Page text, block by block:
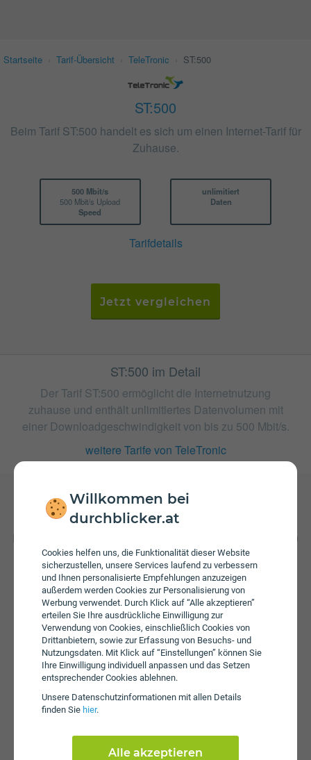
Willkommen bei
durchblicker.at
Cookies helfen uns, die Funktionalität dieser Website
sicherzustellen, unsere Services laufend zu verbessern
und Ihnen personalisierte Empfehlungen anzuzeigen
außerdem werden Cookies zur Personalisierung von
Werbung verwendet. Durch Klick auf “Alle akzeptieren”
erteilen Sie Ihre ausdrückliche Einwilligung zur
Verwendung von Cookies, einschließlich Cookies von
Drittanbietern, sowie zur Erfassung von Besuchs- und
Nutzungsdaten. Mit Klick auf “Einstellungen” können Sie
Ihre Einwilligung individuell anpassen und das Setzen
entsprechender Cookies ablehnen.
Unsere Daten­schutz­informationen mit allen Details
finden Sie hier.
Alle akzeptieren
Startseite Tarif-Übersicht TeleTronic ST:500
ST:500
Beim Tarif ST:500 handelt es sich um einen Internet-Tarif für
Zuhause.
500 Mbit/s
500 Mbit/s Upload
Speed
unlimitiert
Daten
Tarifdetails
Jetzt vergleichen
ST:500 im Detail
Der Tarif ST:500 ermöglicht die Internetnutzung
zuhause und enthält unlimitiertes Datenvolumen mit
einer Downloadgeschwindigkeit von bis zu 500 Mbit/s.
weitere Tarife von TeleTronic
Gebühren
Beim Tarif ST:500 fallen monatliche Gebühren von € 56,00
an. Weiters fallen einmalige Gebühren von bis zu € 99,00
an. Die Einmalkosten können sich durch eine längere
Bindungsfrist reduzieren.
Fristen
Kündigungsfrist beträgt 1 Monat.